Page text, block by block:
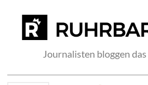
Journalisten bloggen